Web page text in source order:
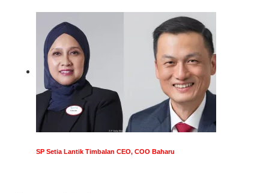
SP Setia Lantik Timbalan CEO, COO Baharu